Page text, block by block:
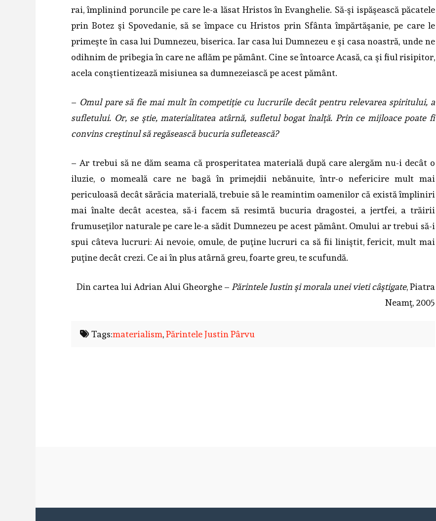
rai, împlinind poruncile pe care le-a lăsat Hristos în Evanghelie. Să-şi ispăşească păcatele
prin Botez şi Spovedanie, să se împace cu Hristos prin Sfânta împărtăşanie, pe care le
primeşte în casa lui Dumnezeu, biserica. Iar casa lui Dumnezeu e şi casa noastră, unde ne
odihnim de pribegia în care ne aflăm pe pământ. Cine se întoarce Acasă, ca şi fiul risipitor,
acela conştientizează misiunea sa dumnezeiască pe acest pământ.
– Omul pare să fie mai mult în competiţie cu lucrurile decât pentru relevarea spiritului, a
sufletului. Or, se ştie, materialitatea atârnă, sufletul bogat înalţă. Prin ce mijloace poate fi
convins creştinul să regăsească bucuria sufletească?
– Ar trebui să ne dăm seama că prosperitatea materială după care alergăm nu-i decât o
iluzie, o momeală care ne bagă în primejdii nebănuite, într-o nefericire mult mai
periculoasă decât sărăcia materială, trebuie să le reamintim oamenilor că există împliniri
mai înalte decât acestea, să-i facem să resimtă bucuria dragostei, a jertfei, a trăirii
frumuseţilor naturale pe care le-a sădit Dumnezeu pe acest pământ. Omului ar trebui să-i
spui câteva lucruri: Ai nevoie, omule, de puţine lucruri ca să fii liniştit, fericit, mult mai
puţine decât crezi. Ce ai în plus atârnă greu, foarte greu, te scufundă.
Din cartea lui Adrian Alui Gheorghe –Părintele Iustin şi morala unei vieti câştigate, Piatra
Neamţ, 2005
Tags:materialism,Părintele Justin Pârvu